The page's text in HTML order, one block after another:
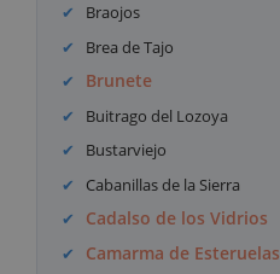
Braojos
Brea de Tajo
Brunete
Buitrago del Lozoya
Bustarviejo
Cabanillas de la Sierra
Cadalso de los Vidrios
Camarma de Esteruelas